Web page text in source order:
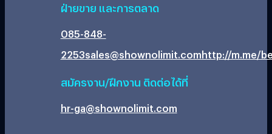
ฝ่ายขาย และการตลาด
085-848-
2253sales@shownolimit.comhttp://m.me/
สมัครงาน/ฝึกงาน ติดต่อได้ที่
hr-ga@shownolimit.com